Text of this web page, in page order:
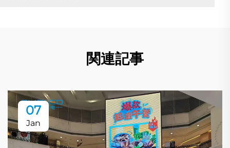
関連記事
07
Jan